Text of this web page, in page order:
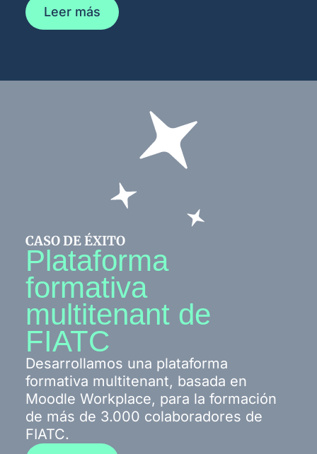
Leer más
CASO DE ÉXITO
Plataforma
formativa
multitenant de
FIATC
Desarrollamos una plataforma
formativa multitenant, basada en
Moodle Workplace, para la formación
de más de 3.000 colaboradores de
FIATC.